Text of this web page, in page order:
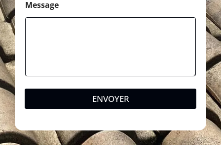
Message
ENVOYER